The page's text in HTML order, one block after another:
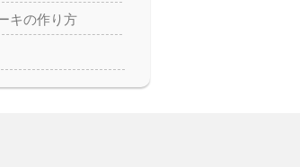
キの作り方